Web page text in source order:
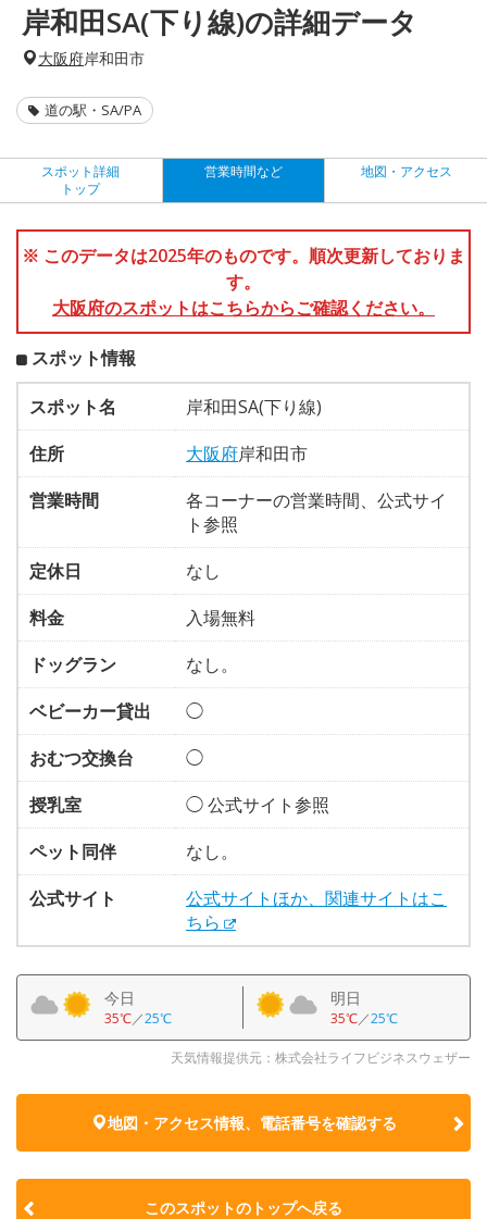
岸和田SA(下り線)の詳細データ
大阪府岸和田市
道の駅・SA/PA
スポット詳細
トップ
営業時間など 地図・アクセス
※ このデータは2025年のものです。順次更新しておりま
す。
大阪府のスポットはこちらからご確認ください。
スポット情報
スポット名
岸和田SA(下り線)
住所
大阪府岸和田市
営業時間
各コーナーの営業時間、公式サイ
ト参照
定休日
なし
料金
入場無料
ドッグラン
なし。
ベビーカー貸出
◯
おむつ交換台
◯
授乳室
◯ 公式サイト参照
ペット同伴
なし。
公式サイト
公式サイトほか、関連サイトはこ
ちら
今日
35℃／25℃
明日
35℃／25℃
天気情報提供元：株式会社ライフビジネスウェザー
地図・アクセス情報、電話番号を確認する
このスポットのトップへ戻る